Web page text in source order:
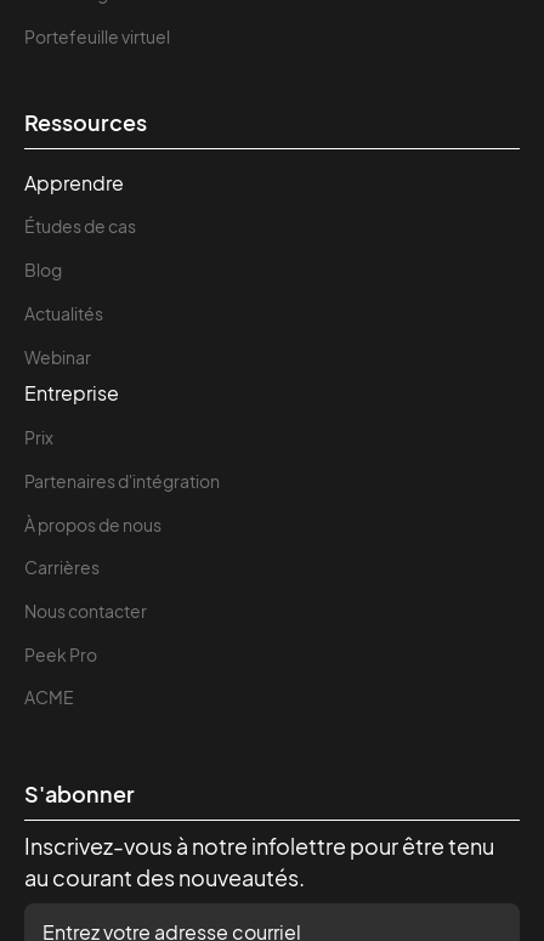
Portefeuille virtuel
Ressources
Apprendre
Études de cas
Blog
Actualités
Webinar
Entreprise
Prix
Partenaires d'intégration
À propos de nous
Carrières
Nous contacter
Peek Pro
ACME
S'abonner
Inscrivez-vous à notre infolettre pour être tenu
au courant des nouveautés.